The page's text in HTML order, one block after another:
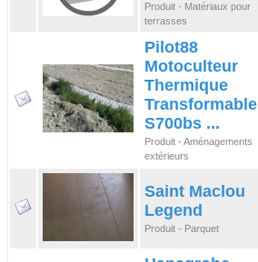
Produit - Matériaux pour
terrasses
Pilot88
Motoculteur
Thermique
Transformable
S700bs ...
Produit - Aménagements
extérieurs
Saint Maclou
Legend
Produit - Parquet